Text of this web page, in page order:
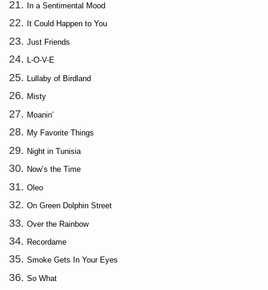
In a Sentimental Mood
It Could Happen to You
Just Friends
L-O-V-E
Lullaby of Birdland
Misty
Moanin’
My Favorite Things
Night in Tunisia
Now’s the Time
Oleo
On Green Dolphin Street
Over the Rainbow
Recordame
Smoke Gets In Your Eyes
So What